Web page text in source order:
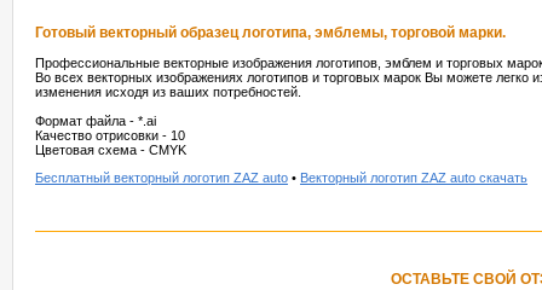
Готовый векторный образец логотипа, эмблемы, торговой марки.
Профессиональные векторные изображения логотипов, эмблем и торговых
Во всех векторных изображениях логотипов и торговых марок Вы можете легко
изменения исходя из ваших потребностей.
Формат файла - *.ai
Качество отрисовки - 10
Цветовая схема - CMYK
Бесплатный векторный логотип ZAZ auto • Векторный логотип ZAZ auto скачать
ОСТАВЬТЕ СВОЙ